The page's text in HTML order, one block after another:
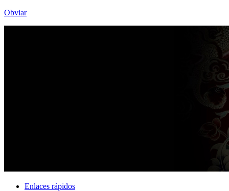
Obviar
Enlaces rápidos